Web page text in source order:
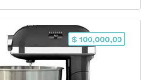
$ 100,000,00